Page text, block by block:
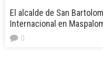
El alcalde de San
Internacional en
0